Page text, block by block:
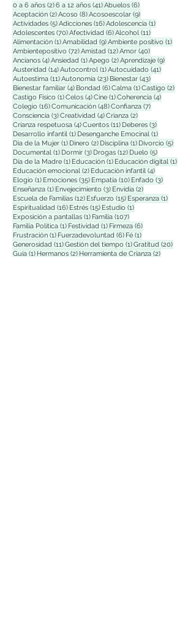
0 a 6 años (2)2 entradas
6 a 12 años (41)41 entradas
Abuelos (6)6 entradas
Aceptación (2)2 entradas
Acoso (8)8 entradas
Acosoescolar (9)9 entradas
Actividades (5)5 entradas
Adicciones (16)16 entradas
Adolescencia (1)1 entrada
Adolescentes (70)70 entradas
Afectividad (6)6 entradas
Alcohol (11)11 entradas
Alimentación (1)1 entrada
Amabilidad (9)9 entradas
Ambiente positivo (1)1 entrada
Ambientepositivo (72)72 entradas
Amistad (12)12 entradas
Amor (40)40 entradas
Ancianos (4)4 entradas
Ansiedad (1)1 entrada
Apego (2)2 entradas
Aprendizaje (9)9 entradas
Austeridad (14)14 entradas
Autocontrol (1)1 entrada
Autocuidado (41)41 entradas
Autoestima (11)11 entradas
Autonomía (23)23 entradas
Bienestar (43)43 entradas
Bienestar familiar (4)4 entradas
Bondad (6)6 entradas
Calma (1)1 entrada
Castigo (2)2
Castigo Físico (1)1 entrada
Celos (4)4 entradas
Cine (1)1 entrada
Coherencia (4)4 entradas
Colegio (16)16 entradas
Comunicación (48)48 entradas
Confianza (7)7 entradas
Consciencia (3)3 entradas
Creatividad (4)4 entradas
Crianza (2)2 entradas
Crianza respetuosa (4)4 entradas
Cuentos (11)11 entradas
Deberes (3)3 entradas
Desarrollo infantil (1)1 entrada
Desenganche Emocinal (1)1 entrada
Dia de la Mujer (1)1 entrada
Dinero (2)2 entradas
Disciplina (1)1 entrada
Divorcio (5)5
Documental (1)1 entrada
Dormir (3)3 entradas
Drogas (12)12 entradas
Duelo (5)5 entradas
Día de la Madre (1)1 entrada
Educación (1)1 entrada
Educación digital (1)1
Educación emocional (2)2 entradas
Educación infantil (4)4 entradas
Elogio (1)1 entrada
Emociones (35)35 entradas
Empatía (10)10 entradas
Enfado (3)3 entradas
Enseñanza (1)1 entrada
Envejecimiento (3)3 entradas
Envidia (2)2 entradas
Escuela de Familias (12)12 entradas
Esfuerzo (15)15 entradas
Esperanza (1)1 entrada
Espiritualidad (16)16 entradas
Estrés (15)15 entradas
Estudio (1)1 entrada
Exposición a pantallas (1)1 entrada
Familia (107)107 entradas
Familia Polìtica (1)1 entrada
Festividad (1)1 entrada
Firmeza (6)6 entradas
Frustración (1)1 entrada
Fuerzadevoluntad (6)6 entradas
Fé (1)1 entrada
Generosidad (11)11 entradas
Gestión del tiempo (1)1 entrada
Gratitud (20)20
Guía (1)1 entrada
Hermanos (2)2 entradas
Herramienta de Crianza (2)2 entradas